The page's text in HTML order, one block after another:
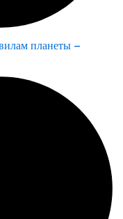
планеты –